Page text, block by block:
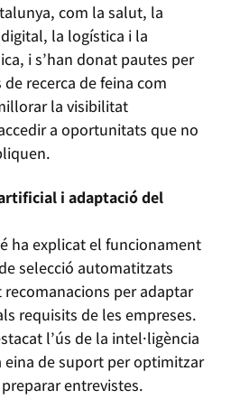
com la salut, la
la logística i la
i s’han donat pautes per
recerca de feina com
la visibilitat
a oportunitats que no
i adaptació del
ha explicat el funcionament
selecció automatitzats
recomanacions per adaptar
requisits de les empreses.
l’ús de la intel·ligència
eina de suport per optimitzar
entrevistes.